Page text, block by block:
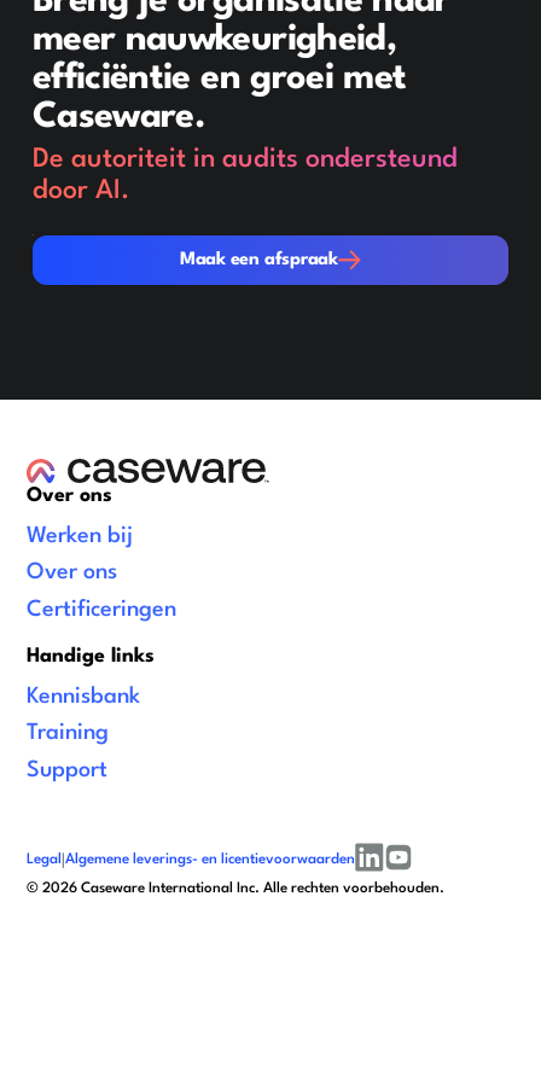
meer nauwkeurigheid,
efficiëntie en groei met
Caseware.
De autoriteit in audits ondersteund
door AI.
Maak een afspraak
Maak een afspraak
Over ons
Werken bij
Over ons
Certificeringen
Handige links
Kennisbank
Training
Support
©2026 Caseware International Inc. Alle rechten voorbehouden.
Legal |Algemene leverings- en licentievoorwaarden
linkedinyoutube